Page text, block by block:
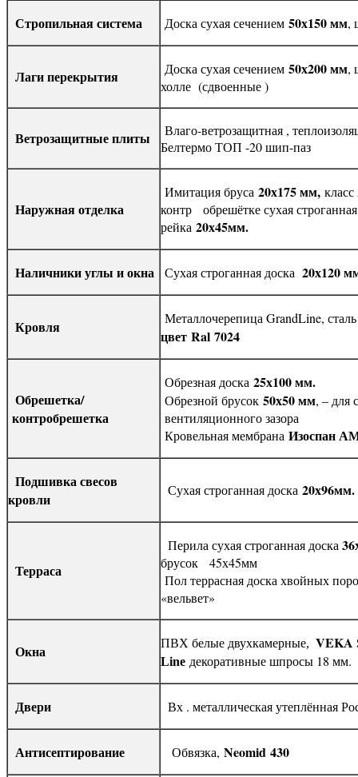
Стропильная система Доска сухая сечением 50х150 мм,
Лаги перекрытия Доска сухая сечением 50х200 мм,
холле (сдвоенные )
Ветрозащитные плиты
Влаго-ветрозащитная ,
Белтермо ТОП -20 шип-паз
Наружная отделка
Имитация бруса 20х175 мм,
контр обрешётке сухая строганная
рейка 20х45мм.
Наличники углы и окна Сухая строганная доска 20х120
Кровля Металлочерепица GrandLine,
цвет Ral 7024
Обрешетка/
контробрешетка
Обрезная доска 25х100 мм.
Обрезной брусок 50х50 мм, – для
вентиляционного зазора
Кровельная мембрана Изоспан
Подшивка свесов
кровли
Сухая строганная доска 20х96мм.
Терраса
Перила сухая строганная доска
брусок 45х45мм
Пол террасная доска хвойных
«вельвет»
Окна ПВХ белые двухкамерные, VEKA
Line декоративные шпросы 18 мм.
Двери Вх . металлическая утеплённая
Антисептирование Обвязка, Neomid 430